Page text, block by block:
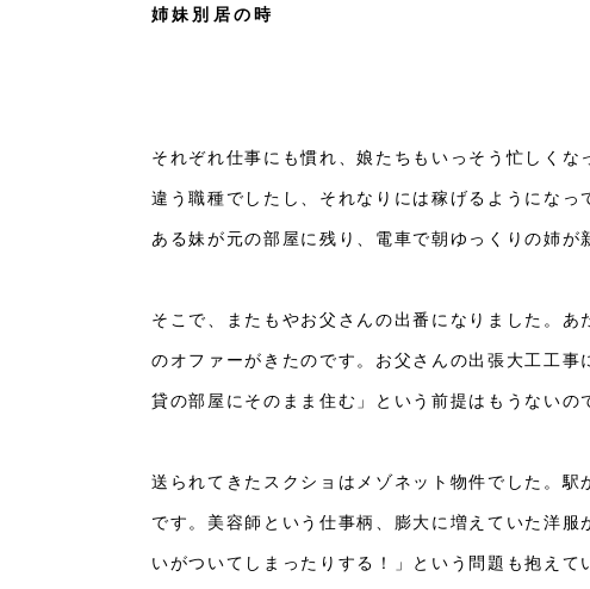
姉妹別居の時
それぞれ仕事にも慣れ、娘たちもいっそう忙しく
違う職種でしたし、それなりには稼げるようにな
ある妹が元の部屋に残り、電車で朝ゆっくりの姉が
そこで、またもやお父さんの出番になりました。
のオファーがきたのです。お父さんの出張大工工
貸の部屋にそのまま住む」という前提はもうないの
送られてきたスクショはメゾネット物件でした。
です。美容師という仕事柄、膨大に増えていた洋
いがついてしまったりする！」という問題も抱えて